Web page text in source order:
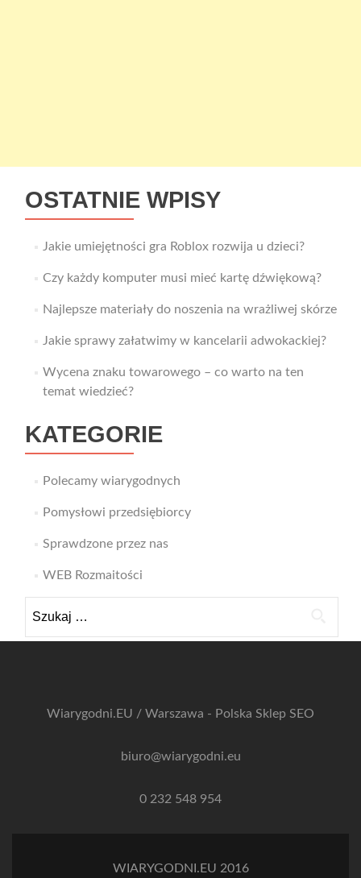
OSTATNIE WPISY
Jakie umiejętności gra Roblox rozwija u dzieci?
Czy każdy komputer musi mieć kartę dźwiękową?
Najlepsze materiały do noszenia na wrażliwej skórze
Jakie sprawy załatwimy w kancelarii adwokackiej?
Wycena znaku towarowego – co warto na ten
temat wiedzieć?
KATEGORIE
Polecamy wiarygodnych
Pomysłowi przedsiębiorcy
Sprawdzone przez nas
WEB Rozmaitości
Wiarygodni.EU / Warszawa - Polska Sklep SEO
biuro@wiarygodni.eu
0 232 548 954
WIARYGODNI.EU 2016